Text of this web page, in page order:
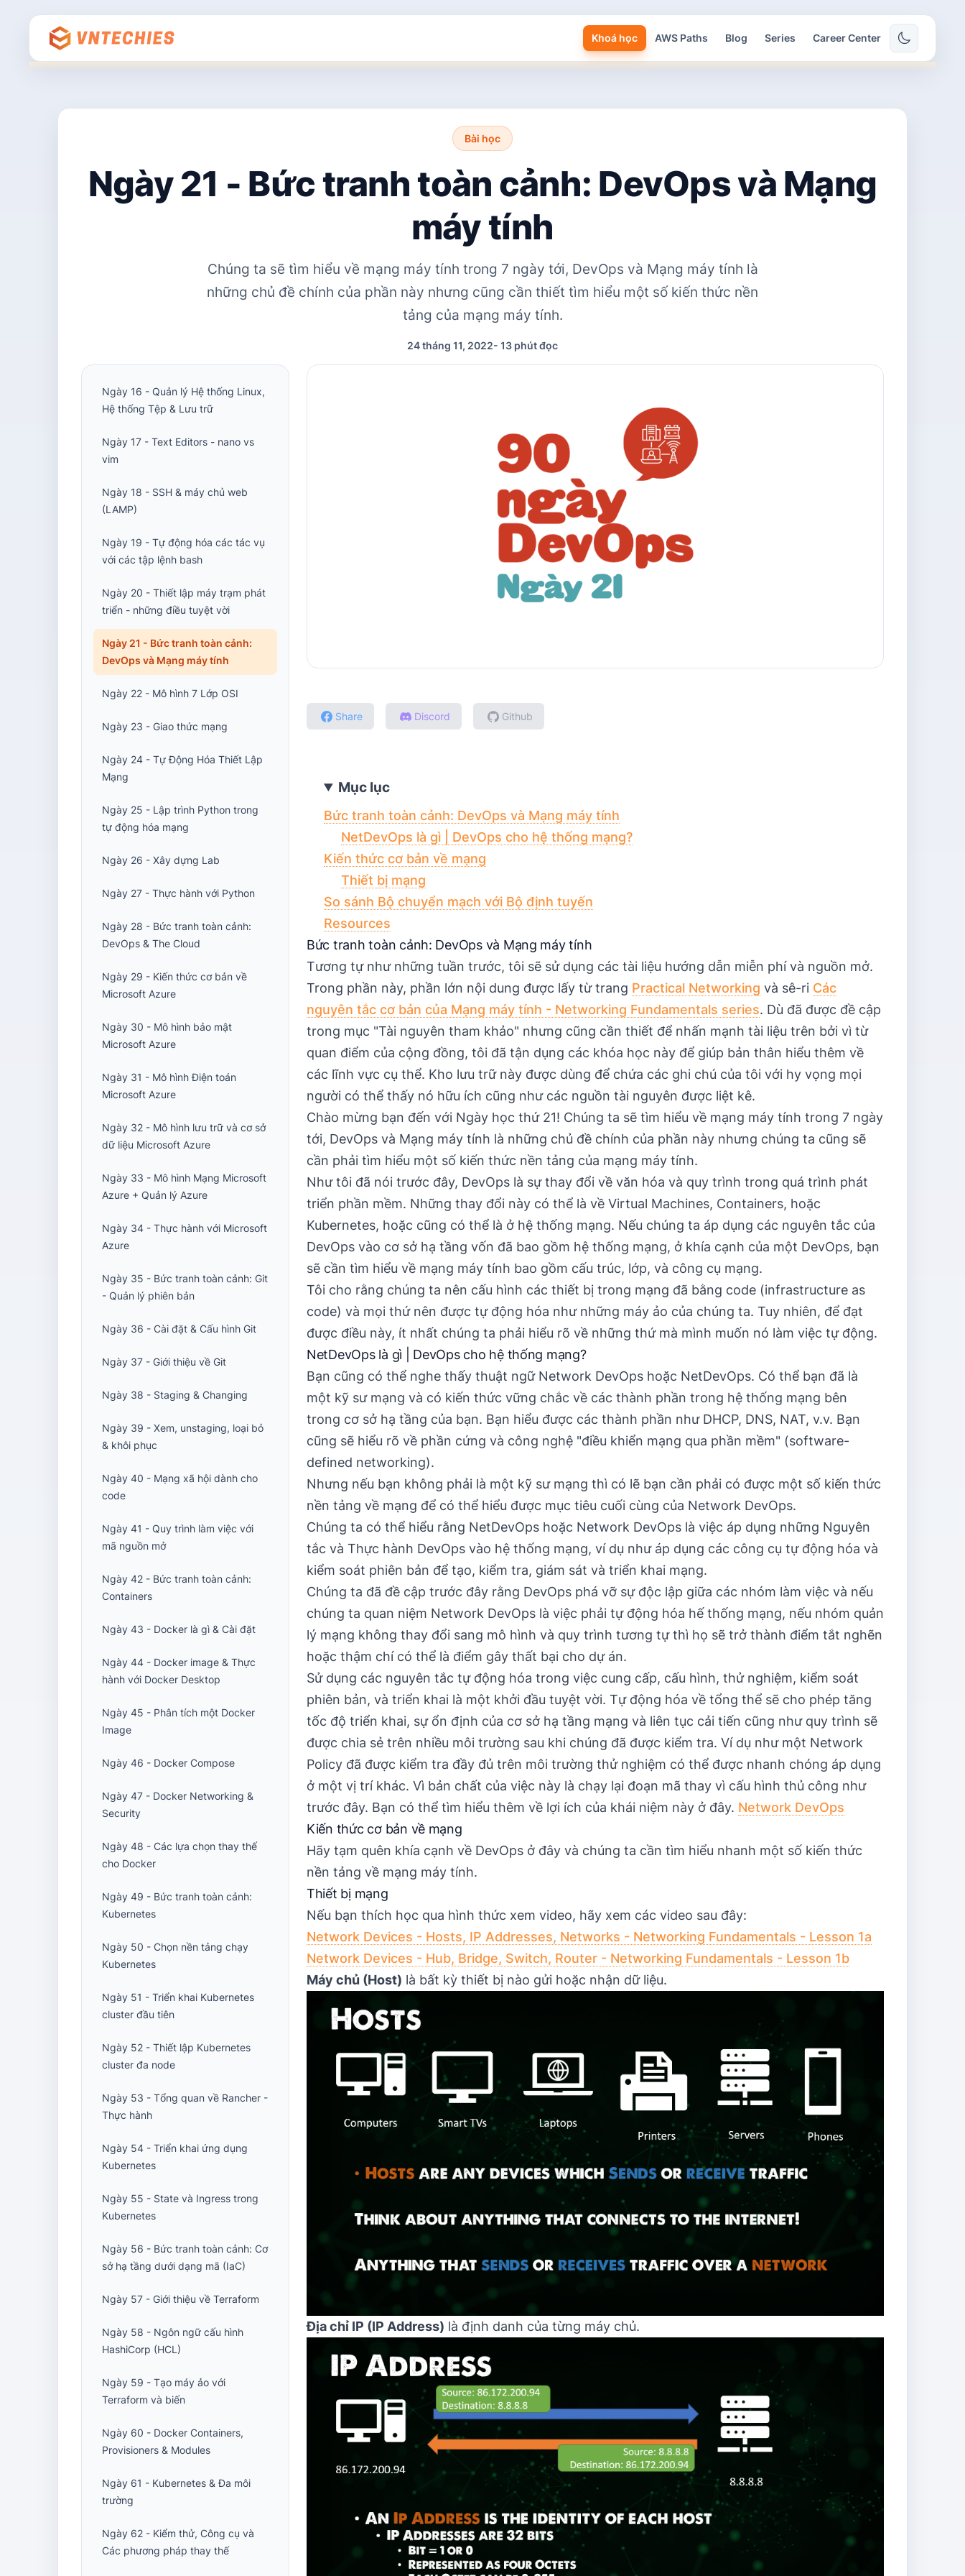
Khoá học AWS Paths Blog Series Career Center
Bài học
Ngày 21 - Bức tranh toàn cảnh: DevOps và Mạng
máy tính
Chúng ta sẽ tìm hiểu về mạng máy tính trong 7 ngày tới, DevOps và Mạng máy tính là
những chủ đề chính của phần này nhưng cũng cần thiết tìm hiểu một số kiến thức nền
tảng của mạng máy tính.
24 tháng 11, 2022- 13 phút đọc
sử dụng con trỏ và chương trình
hoàn thiện
Ngày 14 - Bức tranh lớn: DevOps
Ngày 16 - Quản lý Hệ thống Linux,
Hệ thống Tệp & Lưu trữ
Ngày 17 - Text Editors - nano vs
vim
Ngày 18 - SSH & máy chủ web
(LAMP)
Ngày 19 - Tự động hóa các tác vụ
với các tập lệnh bash
Ngày 20 - Thiết lập máy trạm phát
triển - những điều tuyệt vời
Ngày 21 - Bức tranh toàn cảnh:
DevOps và Mạng máy tính
Ngày 22 - Mô hình 7 Lớp OSI
Ngày 23 - Giao thức mạng
Ngày 24 - Tự Động Hóa Thiết Lập
Mạng
Ngày 25 - Lập trình Python trong
tự động hóa mạng
Ngày 26 - Xây dựng Lab
Ngày 27 - Thực hành với Python
Ngày 28 - Bức tranh toàn cảnh:
DevOps & The Cloud
Ngày 29 - Kiến thức cơ bản về
Microsoft Azure
Ngày 30 - Mô hình bảo mật
Microsoft Azure
Ngày 31 - Mô hình Điện toán
Microsoft Azure
Ngày 32 - Mô hình lưu trữ và cơ sở
dữ liệu Microsoft Azure
Ngày 33 - Mô hình Mạng Microsoft
Azure + Quản lý Azure
Ngày 34 - Thực hành với Microsoft
Azure
Ngày 35 - Bức tranh toàn cảnh: Git
- Quản lý phiên bản
Ngày 36 - Cài đặt & Cấu hình Git
Ngày 37 - Giới thiệu về Git
Ngày 38 - Staging & Changing
Ngày 39 - Xem, unstaging, loại bỏ
& khôi phục
Ngày 40 - Mạng xã hội dành cho
code
Ngày 41 - Quy trình làm việc với
mã nguồn mở
Ngày 42 - Bức tranh toàn cảnh:
Containers
Ngày 43 - Docker là gì & Cài đặt
Ngày 44 - Docker image & Thực
hành với Docker Desktop
Ngày 45 - Phân tích một Docker
Image
Ngày 46 - Docker Compose
Ngày 47 - Docker Networking &
Security
Ngày 48 - Các lựa chọn thay thế
cho Docker
Ngày 49 - Bức tranh toàn cảnh:
Kubernetes
Ngày 50 - Chọn nền tảng chạy
Kubernetes
Ngày 51 - Triển khai Kubernetes
cluster đầu tiên
Ngày 52 - Thiết lập Kubernetes
cluster đa node
Ngày 53 - Tổng quan về Rancher -
Thực hành
Ngày 54 - Triển khai ứng dụng
Kubernetes
Ngày 55 - State và Ingress trong
Kubernetes
Ngày 56 - Bức tranh toàn cảnh: Cơ
sở hạ tầng dưới dạng mã (IaC)
Ngày 57 - Giới thiệu về Terraform
Ngày 58 - Ngôn ngữ cấu hình
HashiCorp (HCL)
Ngày 59 - Tạo máy ảo với
Terraform và biến
Ngày 60 - Docker Containers,
Provisioners & Modules
Ngày 61 - Kubernetes & Đa môi
trường
Ngày 62 - Kiểm thử, Công cụ và
Các phương pháp thay thế
Share Discord Github
Mục lục
Bức tranh toàn cảnh: DevOps và Mạng máy tính
NetDevOps là gì | DevOps cho hệ thống mạng?
Kiến thức cơ bản về mạng
Thiết bị mạng
So sánh Bộ chuyển mạch với Bộ định tuyến
Resources
Bức tranh toàn cảnh: DevOps và Mạng máy tính
Tương tự như những tuần trước, tôi sẽ sử dụng các tài liệu hướng dẫn miễn phí và nguồn mở.
Trong phần này, phần lớn nội dung được lấy từ trang Practical Networking và sê-ri Các
nguyên tắc cơ bản của Mạng máy tính - Networking Fundamentals series. Dù đã được đề cập
trong mục "Tài nguyên tham khảo" nhưng cũng cần thiết để nhấn mạnh tài liệu trên bởi vì từ
quan điểm của cộng đồng, tôi đã tận dụng các khóa học này để giúp bản thân hiểu thêm về
các lĩnh vực cụ thể. Kho lưu trữ này được dùng để chứa các ghi chú của tôi với hy vọng mọi
người có thể thấy nó hữu ích cũng như các nguồn tài nguyên được liệt kê.
Chào mừng bạn đến với Ngày học thứ 21! Chúng ta sẽ tìm hiểu về mạng máy tính trong 7 ngày
tới, DevOps và Mạng máy tính là những chủ đề chính của phần này nhưng chúng ta cũng sẽ
cần phải tìm hiểu một số kiến thức nền tảng của mạng máy tính.
Như tôi đã nói trước đây, DevOps là sự thay đổi về văn hóa và quy trình trong quá trình phát
triển phần mềm. Những thay đổi này có thể là về Virtual Machines, Containers, hoặc
Kubernetes, hoặc cũng có thể là ở hệ thống mạng. Nếu chúng ta áp dụng các nguyên tắc của
DevOps vào cơ sở hạ tầng vốn đã bao gồm hệ thống mạng, ở khía cạnh của một DevOps, bạn
sẽ cần tìm hiểu về mạng máy tính bao gồm cấu trúc, lớp, và công cụ mạng.
Tôi cho rằng chúng ta nên cấu hình các thiết bị trong mạng đã bằng code (infrastructure as
code) và mọi thứ nên được tự động hóa như những máy ảo của chúng ta. Tuy nhiên, để đạt
được điều này, ít nhất chúng ta phải hiểu rõ về những thứ mà mình muốn nó làm việc tự động.
NetDevOps là gì | DevOps cho hệ thống mạng?
Bạn cũng có thể nghe thấy thuật ngữ Network DevOps hoặc NetDevOps. Có thể bạn đã là
một kỹ sư mạng và có kiến thức vững chắc về các thành phần trong hệ thống mạng bên
trong cơ sở hạ tầng của bạn. Bạn hiểu được các thành phần như DHCP, DNS, NAT, v.v. Bạn
cũng sẽ hiểu rõ về phần cứng và công nghệ "điều khiển mạng qua phần mềm" (software-
defined networking).
Nhưng nếu bạn không phải là một kỹ sư mạng thì có lẽ bạn cần phải có được một số kiến ​​thức
nền tảng về mạng để có thể hiểu được mục tiêu cuối cùng của Network DevOps.
Chúng ta có thể hiểu rằng NetDevOps hoặc Network DevOps là việc áp dụng những Nguyên
tắc và Thực hành DevOps vào hệ thống mạng, ví dụ như áp dụng các công cụ tự động hóa và
kiểm soát phiên bản để tạo, kiểm tra, giám sát và triển khai mạng.
Chúng ta đã đề cập trước đây rằng DevOps phá vỡ sự độc lập giữa các nhóm làm việc và nếu
chúng ta quan niệm Network DevOps là việc phải tự động hóa hế thống mạng, nếu nhóm quản
lý mạng không thay đổi sang mô hình và quy trình tương tự thì họ sẽ trở thành điểm tắt nghẽn
hoặc thậm chí có thể là điểm gây thất bại cho dự án.
Sử dụng các nguyên tắc tự động hóa trong việc cung cấp, cấu hình, thử nghiệm, kiểm soát
phiên bản, và triển khai là một khởi đầu tuyệt vời. Tự động hóa về tổng thể sẽ cho phép tăng
tốc độ triển khai, sự ổn định của cơ sở hạ tầng mạng và liên tục cải tiến cũng như quy trình sẽ
được chia sẻ trên nhiều môi trường sau khi chúng đã được kiểm tra. Ví dụ như một Network
Policy đã được kiểm tra đầy đủ trên môi trường thử nghiệm có thể được nhanh chóng áp dụng
ở một vị trí khác. Vì bản chất của việc này là chạy lại đoạn mã thay vì cấu hình thủ công như
trước đây. Bạn có thể tìm hiểu thêm về lợi ích của khái niệm này ở đây. Network DevOps
Kiến thức cơ bản về mạng
Hãy tạm quên khía cạnh về DevOps ở đây và chúng ta cần tìm hiểu nhanh một số kiến thức
nền tảng về mạng máy tính.
Thiết bị mạng
Nếu bạn thích học qua hình thức xem video, hãy xem các video sau đây:
Network Devices - Hosts, IP Addresses, Networks - Networking Fundamentals - Lesson 1a
Network Devices - Hub, Bridge, Switch, Router - Networking Fundamentals - Lesson 1b
Máy chủ (Host) là bất kỳ thiết bị nào gửi hoặc nhận dữ liệu.
Địa chỉ IP (IP Address) là định danh của từng máy chủ.